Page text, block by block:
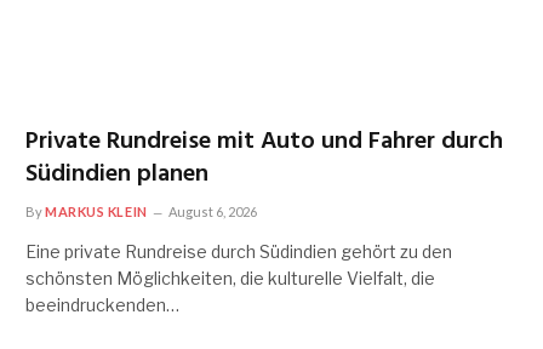
Private Rundreise mit Auto und Fahrer durch
Südindien planen
ByMARKUS KLEIN August 6, 2026
Eine private Rundreise durch Südindien gehört zu den
schönsten Möglichkeiten, die kulturelle Vielfalt, die
beeindruckenden…